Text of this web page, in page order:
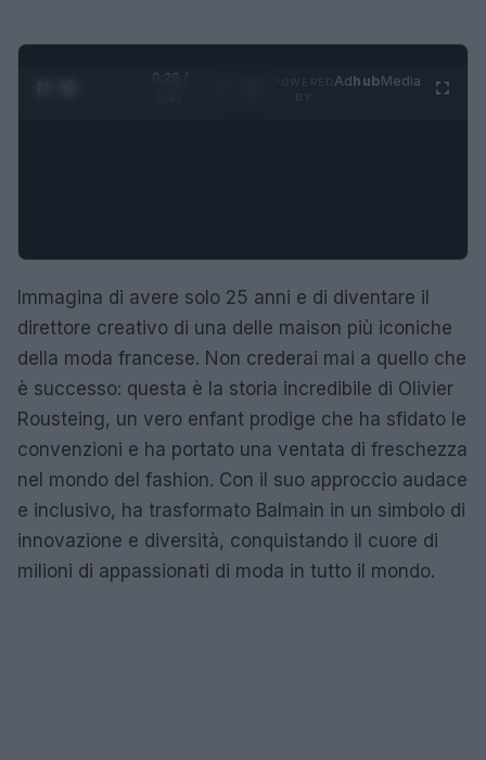
0:29 /
AdhubMedia
Immagina di avere solo 25 anni e di diventare il
direttore creativo di una delle maison più iconiche
della moda francese. Non crederai mai a quello che
è successo: questa è la storia incredibile di Olivier
Rousteing, un vero enfant prodige che ha sfidato le
convenzioni e ha portato una ventata di freschezza
nel mondo del fashion. Con il suo approccio audace
e inclusivo, ha trasformato Balmain in un simbolo di
innovazione e diversità, conquistando il cuore di
milioni di appassionati di moda in tutto il mondo.